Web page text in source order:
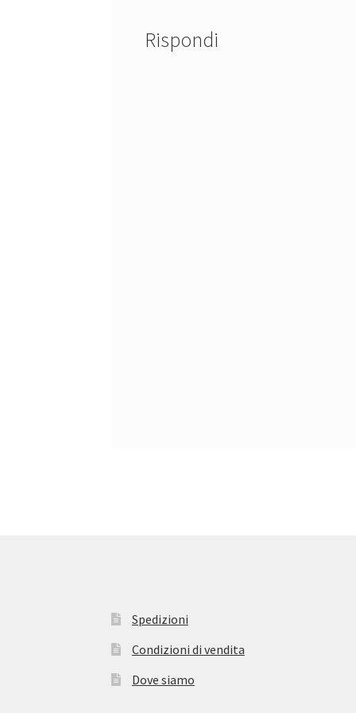
Rispondi
Spedizioni
Condizioni di vendita
Dove siamo